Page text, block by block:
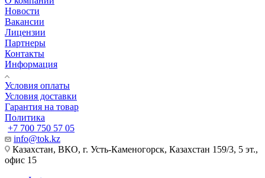
Новости
Вакансии
Лицензии
Партнеры
Контакты
Информация
Условия оплаты
Условия доставки
Гарантия на товар
Политика
+7 700 750 57 05
info@tok.kz
Казахстан, ВКО, г. Усть-Каменогорск, Казахстан 159/3, 5 эт.,
офис 15